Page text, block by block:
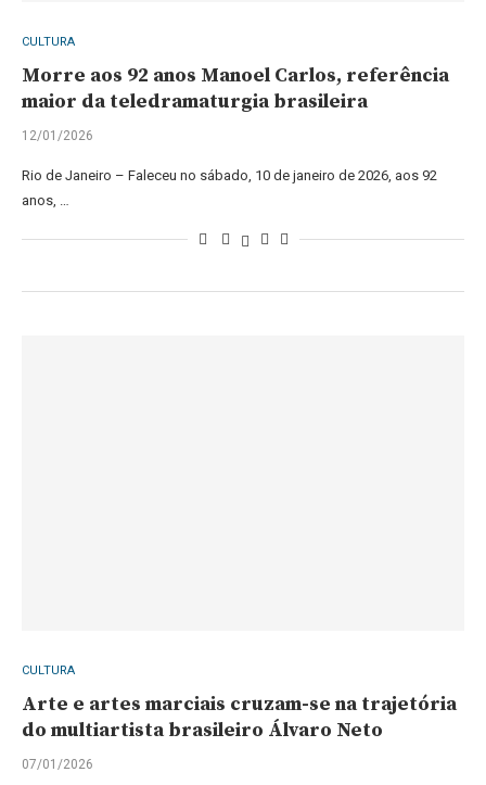
CULTURA
Morre aos 92 anos Manoel Carlos, referência
maior da teledramaturgia brasileira
12/01/2026
Rio de Janeiro – Faleceu no sábado, 10 de janeiro de 2026, aos 92
anos, …
CULTURA
Arte e artes marciais cruzam-se na trajetória
do multiartista brasileiro Álvaro Neto
07/01/2026